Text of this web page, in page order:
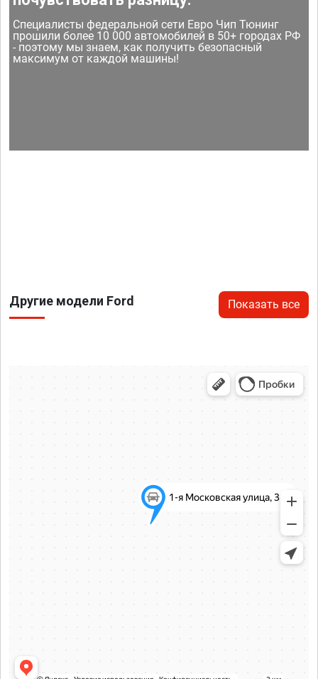
Специалисты федеральной сети Евро Чип Тюнинг
прошили более 10 000 автомобилей в 50+ городах РФ
- поэтому мы знаем, как получить безопасный
максимум от каждой машины!
Другие модели Ford Показать все